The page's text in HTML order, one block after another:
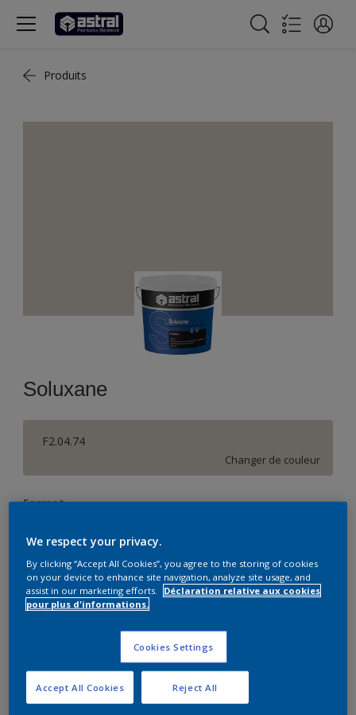
Produits
Soluxane
F2.04.74
Changer de couleur
Format
Quantité
Ajouter à la liste d’achats
We respect your privacy.
By clicking “Accept All Cookies”, you agree to the storing of cookies
on your device to enhance site navigation, analyze site usage, and
assist in our marketing efforts.
Déclaration relative aux cookies
pour plus d'informations.
Cookies Settings
Reject All
Accept All Cookies